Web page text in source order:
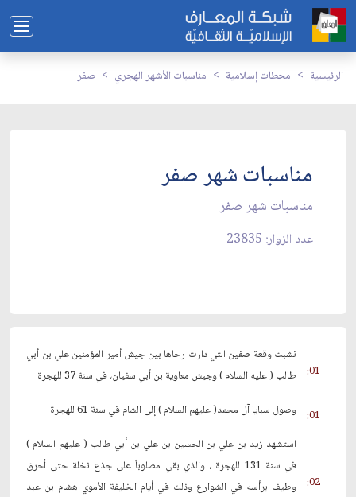
الرئيسية محطات إسلامية مناسبات الأشهر الهجري صفر
مناسبات شهر صفر
مناسبات شهر صفر
عدد الزوار: 23835
نشبت وقعة صفين التي دارت رحاها بين جيش أمير المؤمنين علي بن أبي
طالب ( عليه السلام ) وجيش معاوية بن أبي سفيان، في سنة 37 للهجرة
01:
وصول سبايا آل محمد( عليهم السلام ) إلى الشام في سنة 61 للهجرة
01:
استشهد زيد بن علي بن الحسين بن علي بن أبي طالب ( عليهم السلام )
في سنة 131 للهجرة ، والذي بقي مصلوباً على جذع نخلة حتى اُحرق
وطيف برأسه في الشوارع وذلك في أيام الخليفة الأموي هشام بن عبد
02: